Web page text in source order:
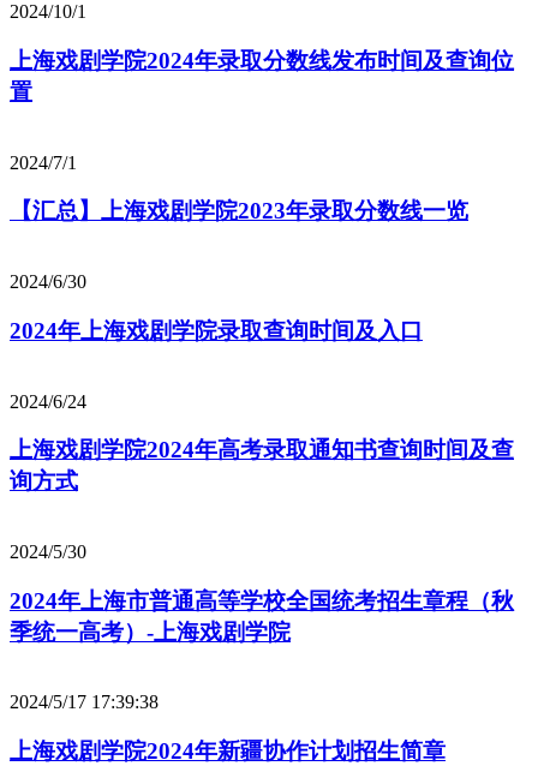
2024/10/1
上海戏剧学院2024年录取分数线发布时间及查询位
置
2024/7/1
【汇总】上海戏剧学院2023年录取分数线一览
2024/6/30
2024年上海戏剧学院录取查询时间及入口
2024/6/24
上海戏剧学院2024年高考录取通知书查询时间及查
询方式
2024/5/30
2024年上海市普通高等学校全国统考招生章程（秋
季统一高考）-上海戏剧学院
2024/5/17 17:39:38
上海戏剧学院2024年新疆协作计划招生简章